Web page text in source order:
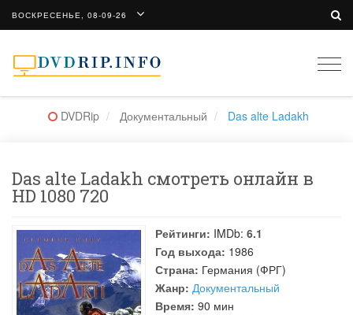
ВОСКРЕСЕНЬЕ, 08-09-26
DVDRip Документальный Das alte Ladakh
Das alte Ladakh смотреть онлайн в
HD 1080 720
Рейтинги: IMDb: 6.1
Год выхода: 1986
Страна: Германия (ФРГ)
Жанр: Документальный
Время: 90 мин